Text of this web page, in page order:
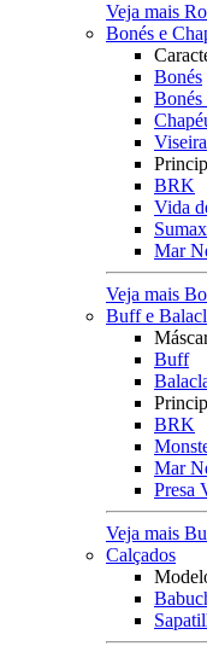
Veja mais
Bonés e
Bonés
Bonés
Viseira
BRK
Vida
Sumax
Mar
Veja mais
Buff e
Buff
BRK
Mar
Presa
Veja mais
Calçados